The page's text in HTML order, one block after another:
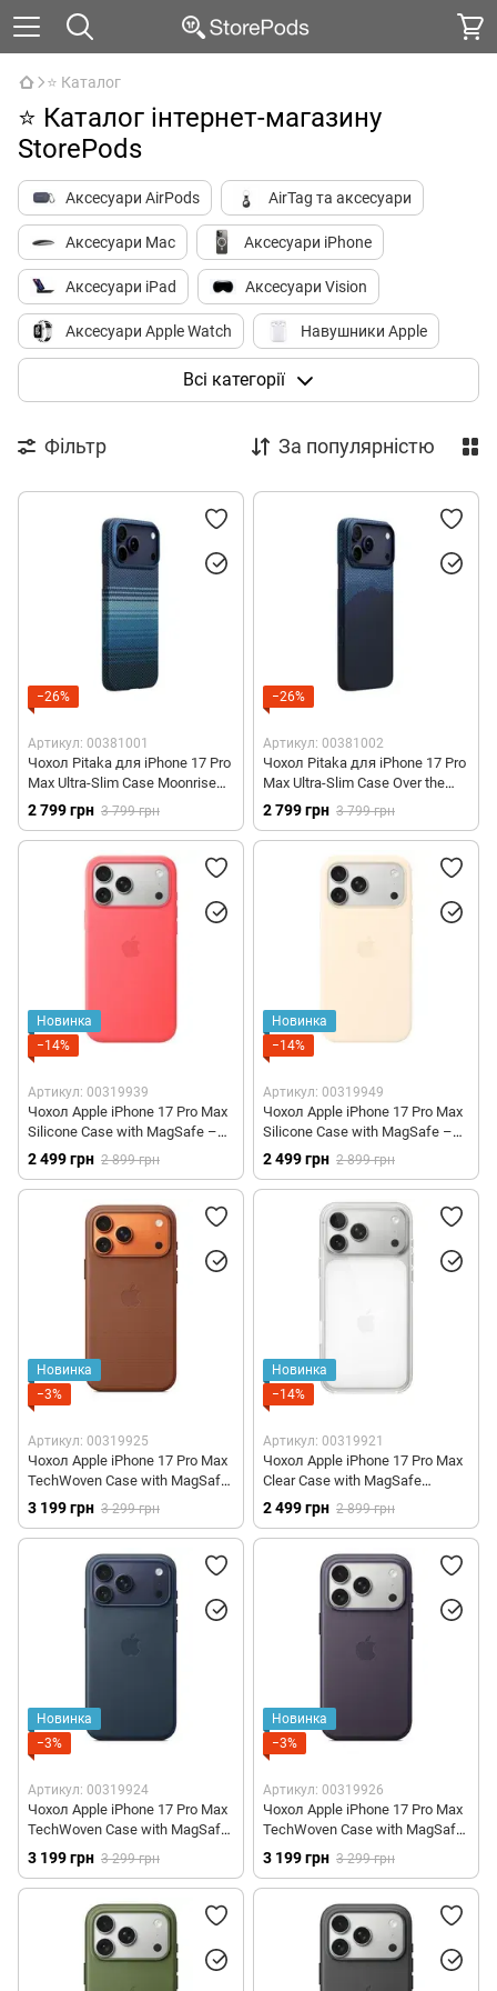
⭐ Каталог
⭐ Каталог інтернет-магазину
StorePods
Аксесуари AirPods AirTag та аксесуари
Аксесуари Mac Аксесуари iPhone
Аксесуари iPad Аксесуари Vision
Аксесуари Apple Watch Навушники Apple
HomePod
Всі категорії
Фільтр За популярністю
−26%
Артикул: 00381001
Чохол Pitaka для iPhone 17 Pro
Max Ultra-Slim Case Moonrise
(KI1703MPM)
2 799 грн 3 799 грн
−26%
Артикул: 00381002
Чохол Pitaka для iPhone 17 Pro
Max Ultra-Slim Case Over the
Horizon (KI1704OP)
2 799 грн 3 799 грн
Новинка
−14%
Артикул: 00319939
Чохол Apple iPhone 17 Pro Max
Silicone Case with MagSafe –
Bright Guava (MHW64)
2 499 грн 2 899 грн
Новинка
−14%
Артикул: 00319949
Чохол Apple iPhone 17 Pro Max
Silicone Case with MagSafe –
Vanilla (MHW54)
2 499 грн 2 899 грн
Новинка
−3%
Артикул: 00319925
Чохол Apple iPhone 17 Pro Max
TechWoven Case with MagSafe
- Sienna (MGFC4)
3 199 грн 3 299 грн
Новинка
−14%
Артикул: 00319921
Чохол Apple iPhone 17 Pro Max
Clear Case with MagSafe
(MGFW4)
2 499 грн 2 899 грн
Новинка
−3%
Артикул: 00319924
Чохол Apple iPhone 17 Pro Max
TechWoven Case with MagSafe
– Blue (MGF94)
3 199 грн 3 299 грн
Новинка
−3%
Артикул: 00319926
Чохол Apple iPhone 17 Pro Max
TechWoven Case with MagSafe
– Purple (MGFA4)
3 199 грн 3 299 грн